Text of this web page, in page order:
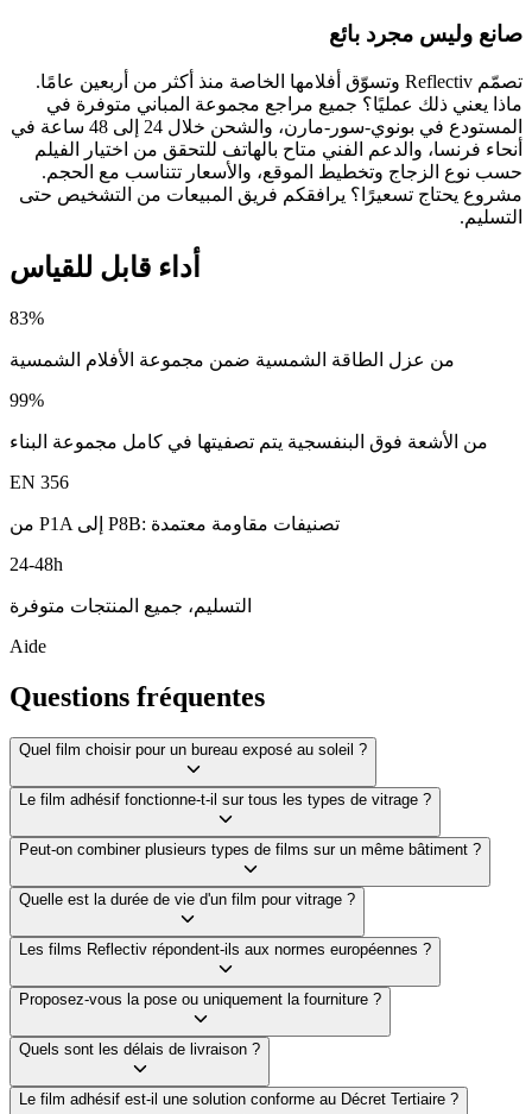
صانع وليس مجرد بائع
تصمّم Reflectiv وتسوّق أفلامها الخاصة منذ أكثر من أربعين عامًا.
ماذا يعني ذلك عمليًا؟ جميع مراجع مجموعة المباني متوفرة في
المستودع في بونوي-سور-مارن، والشحن خلال 24 إلى 48 ساعة في
أنحاء فرنسا، والدعم الفني متاح بالهاتف للتحقق من اختيار الفيلم
حسب نوع الزجاج وتخطيط الموقع، والأسعار تتناسب مع الحجم.
مشروع يحتاج تسعيرًا؟ يرافقكم فريق المبيعات من التشخيص حتى
التسليم.
أداء قابل للقياس
83%
من عزل الطاقة الشمسية ضمن مجموعة الأفلام الشمسية
99%
من الأشعة فوق البنفسجية يتم تصفيتها في كامل مجموعة البناء
EN 356
من P1A إلى P8B: تصنيفات مقاومة معتمدة
24-48h
التسليم، جميع المنتجات متوفرة
Aide
Questions fréquentes
Quel film choisir pour un bureau exposé au soleil ?
Le film adhésif fonctionne-t-il sur tous les types de vitrage ?
Peut-on combiner plusieurs types de films sur un même bâtiment ?
Quelle est la durée de vie d'un film pour vitrage ?
Les films Reflectiv répondent-ils aux normes européennes ?
Proposez-vous la pose ou uniquement la fourniture ?
Quels sont les délais de livraison ?
Le film adhésif est-il une solution conforme au Décret Tertiaire ?